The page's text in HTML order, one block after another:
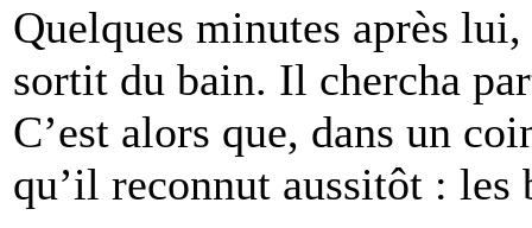
Quelques minutes après
sortit du bain. Il chercha
C’est alors que, dans un
qu’il reconnut aussitôt : les